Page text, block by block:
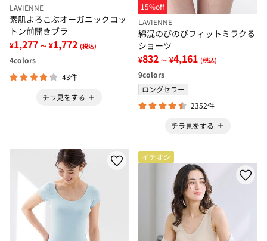
LAVIENNE
素肌よろこぶオーガニックコッ
トン前開きブラ
¥1,277 ～ ¥1,772 (税込)
4colors
43件
チラ見をする
15%off
LAVIENNE
綿混のびのびフィットミラクる
ショーツ
¥832 ～ ¥4,161 (税込)
9colors
ロングセラー
2352件
チラ見をする
イチオシ